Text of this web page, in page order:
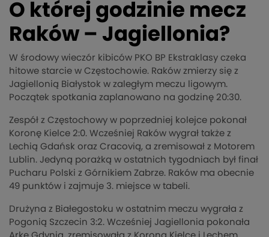
O której godzinie mecz
Raków – Jagiellonia?
W środowy wieczór kibiców PKO BP Ekstraklasy czeka
hitowe starcie w Częstochowie. Raków zmierzy się z
Jagiellonią Białystok w zaległym meczu ligowym.
Początek spotkania zaplanowano na godzinę 20:30.
Zespół z Częstochowy w poprzedniej kolejce pokonał
Koronę Kielce 2:0. Wcześniej Raków wygrał także z
Lechią Gdańsk oraz Cracovią, a zremisował z Motorem
Lublin. Jedyną porażką w ostatnich tygodniach był finał
Pucharu Polski z Górnikiem Zabrze. Raków ma obecnie
49 punktów i zajmuje 3. miejsce w tabeli.
Drużyna z Białegostoku w ostatnim meczu wygrała z
Pogonią Szczecin 3:2. Wcześniej Jagiellonia pokonała